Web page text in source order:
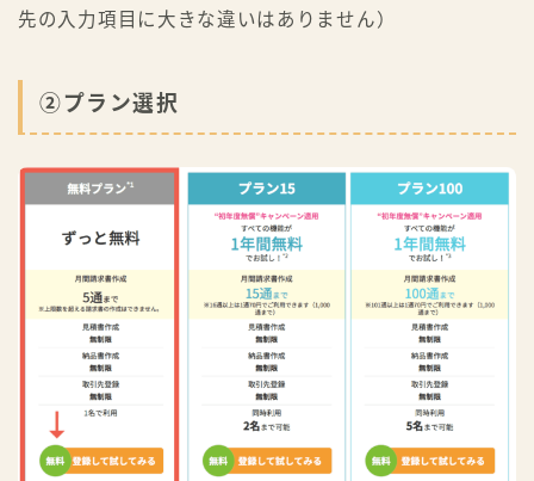
先の入力項目に大きな違いはありません）
②プラン選択